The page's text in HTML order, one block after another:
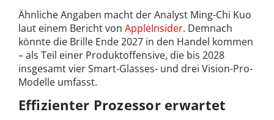
Ähnliche Angaben macht der Analyst Ming-Chi Kuo
laut einem Bericht von AppleInsider. Demnach
könnte die Brille Ende 2027 in den Handel kommen
– als Teil einer Produktoffensive, die bis 2028
insgesamt vier Smart-Glasses- und drei Vision-Pro-
Modelle umfasst.
Effizienter Prozessor erwartet